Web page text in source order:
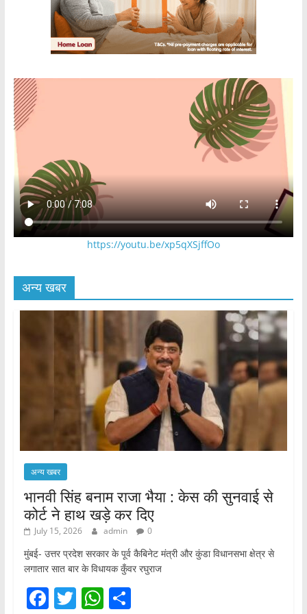
https://youtu.be/xp5qXSjffOo
अन्य खबर
अन्य खबर
भानवी सिंह बनाम राजा भैया : केस की सुनवाई से
कोर्ट ने हाथ खड़े कर दिए
July 15, 2026 admin 0
मुंबई- उत्तर प्रदेश सरकार के पूर्व कैबिनेट मंत्री और कुंडा विधानसभा क्षेत्र से
लगातार सात बार के विधायक कुँवर रघुराज
F T W S